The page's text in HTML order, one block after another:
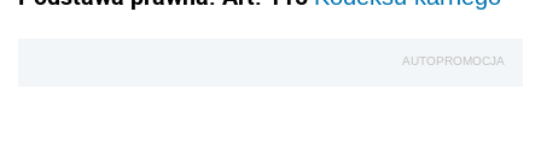
AUTOPROMOCJA